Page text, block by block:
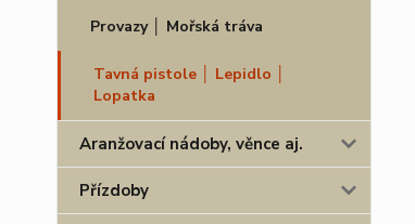
Provazy │ Mořská tráva
Tavná pistole │ Lepidlo │
Lopatka
Aranžovací nádoby, věnce aj.
Přízdoby